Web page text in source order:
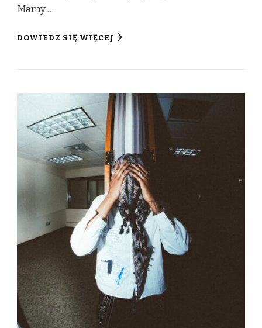
Mamy …
DOWIEDZ SIĘ WIĘCEJ